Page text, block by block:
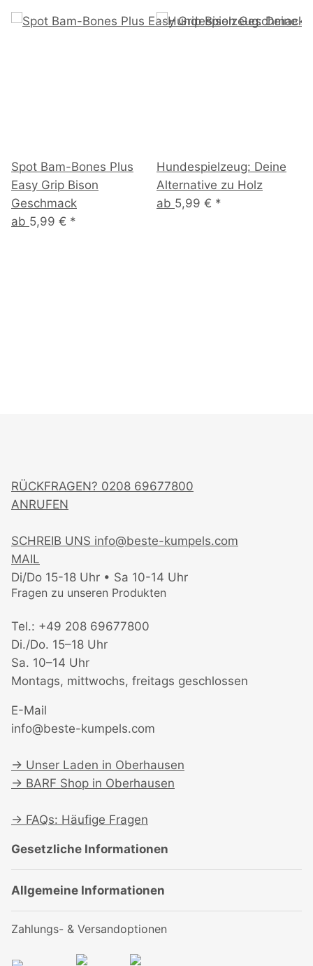
Spot Bam-Bones Plus
Easy Grip Bison
Geschmack
ab 5,99 € *
Hundespielzeug: Deine
Alternative zu Holz
ab 5,99 € *
RÜCKFRAGEN? 0208 69677800
ANRUFEN
SCHREIB UNS info@beste-kumpels.com
MAIL
Di/Do 15-18 Uhr • Sa 10-14 Uhr
Fragen zu unseren Produkten
Tel.: +49 208 69677800
Di./Do. 15–18 Uhr
Sa. 10–14 Uhr
Montags, mittwochs, freitags geschlossen
E-Mail
info@beste-kumpels.com
→ Unser Laden in Oberhausen
→ BARF Shop in Oberhausen
→ FAQs: Häufige Fragen
Gesetzliche Informationen
Allgemeine Informationen
Zahlungs- & Versandoptionen